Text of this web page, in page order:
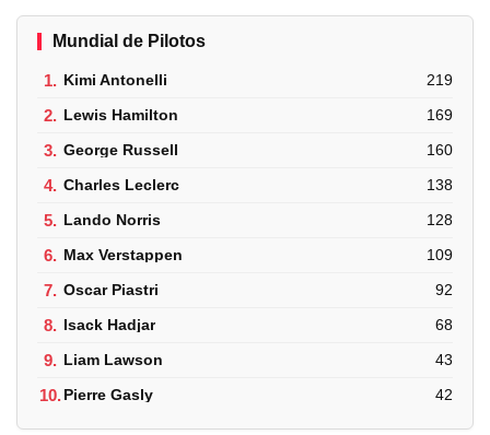
Mundial de Pilotos
1. Kimi Antonelli 219
2. Lewis Hamilton 169
3. George Russell 160
4. Charles Leclerc 138
5. Lando Norris 128
6. Max Verstappen 109
7. Oscar Piastri 92
8. Isack Hadjar 68
9. Liam Lawson 43
10.Pierre Gasly 42